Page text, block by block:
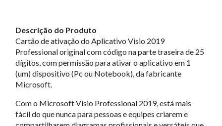
Descrição do Produto
Cartão de ativação do Aplicativo Visio 2019
Professional original com código na parte traseira de 25
dígitos, com permissão para ativar o aplicativo em 1
(um) dispositivo (Pc ou Notebook), da fabricante
Microsoft.
Com o Microsoft Visio Professional 2019, está mais
fácil do que nunca para pessoas e equipes criarem e